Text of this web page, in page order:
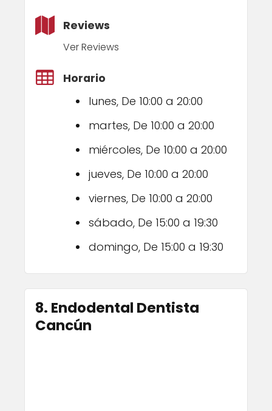
Reviews
Ver Reviews
Horario
lunes, De 10:00 a 20:00
martes, De 10:00 a 20:00
miércoles, De 10:00 a 20:00
jueves, De 10:00 a 20:00
viernes, De 10:00 a 20:00
sábado, De 15:00 a 19:30
domingo, De 15:00 a 19:30
8. Endodental Dentista
Cancún